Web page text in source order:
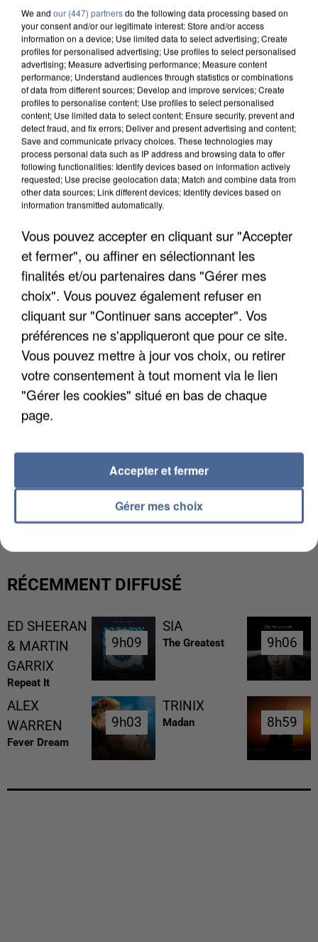
DE FAUNE SAUVAGE SONT...
L’UN DES FONDATEURS SUPPOSÉS DE LA DZ
MAFIA INTERPELLÉ EN ALGÉRIE
RÉCEMMENT DIFFUSÉ
ED SHEERAN
& MARTIN
GARRIX
Repeat It
9h09
9h09
SIA
The Greatest 9h06
9h06
ALEX
WARREN
Fever Dream
9h03
9h03
TRINIX
Madan 8h59
8h59
We and our (447) partnersdo the following data processing based on
your consent and/or our legitimate interest: Store and/or access
information on a device; Use limited data to select advertising; Create
profiles for personalised advertising; Use profiles to select personalised
advertising; Measure advertising performance; Measure content
performance; Understand audiences through statistics or combinations
of data from different sources; Develop and improve services; Create
profiles to personalise content; Use profiles to select personalised
content; Use limited data to select content; Ensure security, prevent and
detect fraud, and fix errors; Deliver and present advertising and content;
Save and communicate privacy choices. These technologies may
process personal data such as IP address and browsing data to offer
following functionalities: Identify devices based on information actively
requested; Use precise geolocation data; Match and combine data from
other data sources; Link different devices; Identify devices based on
information transmitted automatically.
Vous pouvez accepter en cliquant sur "Accepter
et fermer", ou affiner en sélectionnant les
finalités et/ou partenaires dans "Gérer mes
choix". Vous pouvez également refuser en
cliquant sur "Continuer sans accepter". Vos
préférences ne s'appliqueront que pour ce site.
Vous pouvez mettre à jour vos choix, ou retirer
votre consentement à tout moment via le lien
"Gérer les cookies" situé en bas de chaque
page.
Gérer mes choix
Accepter et fermer